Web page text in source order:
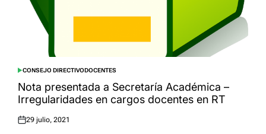
POSTED
IN
CONSEJO DIRECTIVODOCENTES
Nota presentada a Secretaría Académica –
Irregularidades en cargos docentes en RT
Posted
29 julio, 2021